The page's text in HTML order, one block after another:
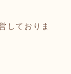
しておりま